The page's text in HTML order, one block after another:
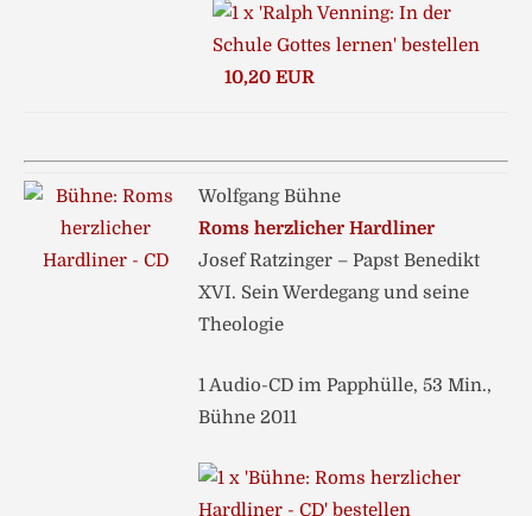
10,20 EUR
Wolfgang Bühne
Roms herzlicher Hardliner
Josef Ratzinger – Papst Benedikt
XVI. Sein Werdegang und seine
Theologie
1 Audio-CD im Papphülle, 53 Min.,
Bühne 2011